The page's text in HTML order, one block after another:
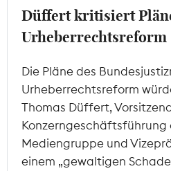
Mitgliederbereich
Düffert kritisiert
Urheberrechtsreform
Die Pläne des
Urheberrechtsreform
Thomas Düffert,
Mediengruppe und
einem „gewaltigen